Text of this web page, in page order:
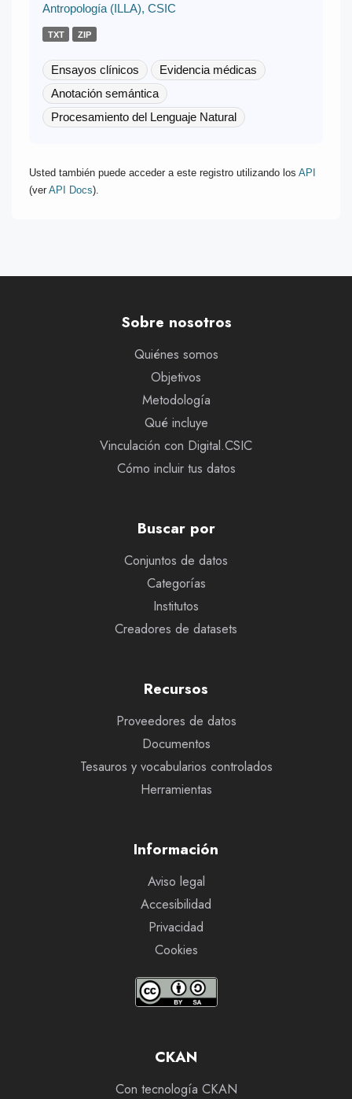
Antropología (ILLA), CSIC
TXT ZIP
Ensayos clínicos
Evidencia médicas
Anotación semántica
Procesamiento del Lenguaje Natural
Usted también puede acceder a este registro utilizando los API
(ver API Docs).
Sobre nosotros
Quiénes somos
Objetivos
Metodología
Qué incluye
Vinculación con Digital.CSIC
Cómo incluir tus datos
Buscar por
Conjuntos de datos
Categorías
Institutos
Creadores de datasets
Recursos
Proveedores de datos
Documentos
Tesauros y vocabularios controlados
Herramientas
Información
Aviso legal
Accesibilidad
Privacidad
Cookies
CKAN
Con tecnología CKAN